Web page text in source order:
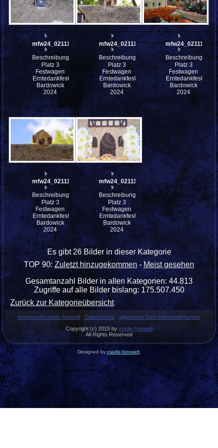
mfw24_0211197
Beschreibung:
Platz 3
Festwagen
Erntedankfest
Bardowick
2024
mfw24_0211196
Beschreibung:
Platz 3
Festwagen
Erntedankfest
Bardowick
2024
mfw24_0211195
Beschreibung:
Platz 3
Festwagen
Erntedankfest
Bardowick
2024
mfw24_0211194
Beschreibung:
Platz 3
Festwagen
Erntedankfest
Bardowick
2024
mfw24_0211193
Beschreibung:
Platz 3
Festwagen
Erntedankfest
Bardowick
2024
Es gibt 26 Bilder in dieser Kategorie
TOP 90: Zuletzt hinzugekommen-Meist gesehen
Gesamtanzahl Bilder in allen Kategorien: 44.813
Zugriffe auf alle Bilder bislang: 175.507.450
Zurück zur Kategorieübersicht
Impressum madle-fotowelt Datenschutz
allgemeine Geschäftsbedingungen
Copyright (c) 2015 by madle-fotowelt
All Rights Reserved
Designed bymadle-fotowelt.